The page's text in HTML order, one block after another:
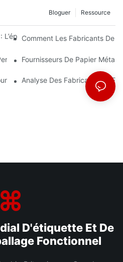
Ressource
Bloguer
Dorsale De L’emballage
Comment Les Fabricants De
Des Principaux
Fournisseurs De Papier
De Film BOPP Est
Analyse Des Fabricants De
D'étiquette Et De
Fonctionnel